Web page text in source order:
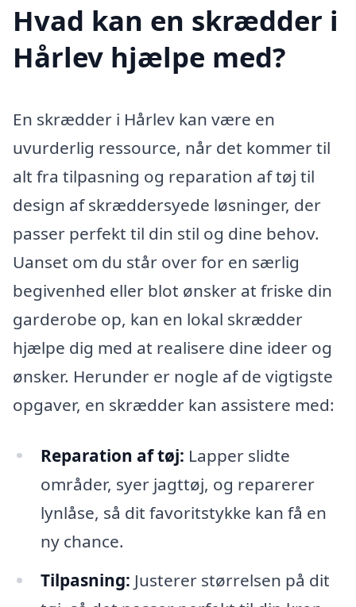
Hvad kan en skrædder i
Hårlev hjælpe med?
En skrædder i Hårlev kan være en
uvurderlig ressource, når det kommer til
alt fra tilpasning og reparation af tøj til
design af skræddersyede løsninger, der
passer perfekt til din stil og dine behov.
Uanset om du står over for en særlig
begivenhed eller blot ønsker at friske din
garderobe op, kan en lokal skrædder
hjælpe dig med at realisere dine ideer og
ønsker. Herunder er nogle af de vigtigste
opgaver, en skrædder kan assistere med:
Reparation af tøj: Lapper slidte
områder, syer jagttøj, og reparerer
lynlåse, så dit favoritstykke kan få en
ny chance.
Tilpasning: Justerer størrelsen på dit